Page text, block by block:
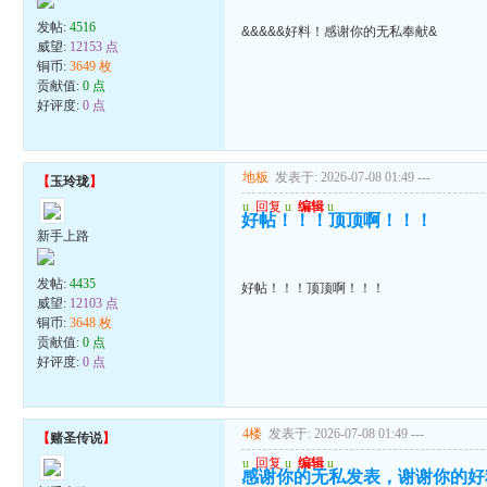
发帖:4516
威望: 12153 点
铜币:3649 枚
贡献值:0 点
好评度:0 点
&&&&&好料！感谢你的无私奉献&
【玉玲珑】
新手上路
发帖:4435
威望: 12103 点
铜币:3648 枚
贡献值:0 点
好评度:0 点
地板 发表于: 2026-07-08 01:49 ---
u 回复 u 编辑 u
好帖！！！顶顶啊！！！
好帖！！！顶顶啊！！！
【赌圣传说】 4楼 发表于: 2026-07-08 01:49 ---
u 回复 u 编辑 u
感谢你的无私发表，谢谢你的